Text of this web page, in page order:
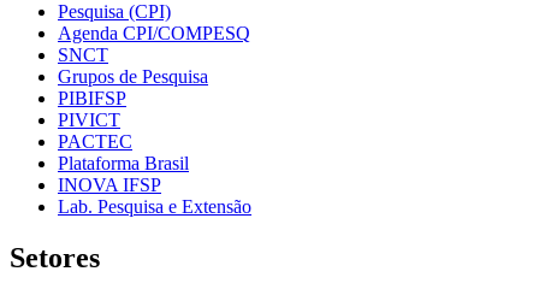
Pesquisa (CPI)
Agenda CPI/COMPESQ
SNCT
Grupos de Pesquisa
PIBIFSP
PIVICT
PACTEC
Plataforma Brasil
INOVA IFSP
Lab. Pesquisa e Extensão
Setores